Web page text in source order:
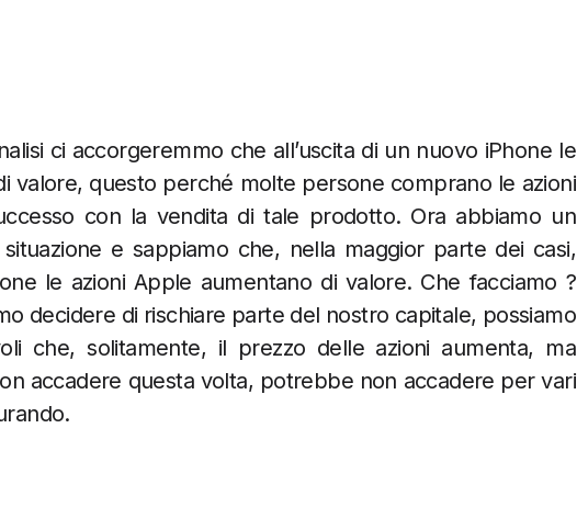
ci accorgeremmo che all’uscita di un nuovo iPhone le
valore, questo perché molte persone comprano le azioni
con la vendita di tale prodotto. Ora abbiamo un
e sappiamo che, nella maggior parte dei casi,
le azioni Apple aumentano di valore. Che facciamo ?
decidere di rischiare parte del nostro capitale, possiamo
che, solitamente, il prezzo delle azioni aumenta, ma
accadere questa volta, potrebbe non accadere per vari